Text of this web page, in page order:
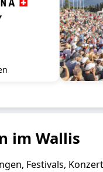
im Wallis
Festivals,